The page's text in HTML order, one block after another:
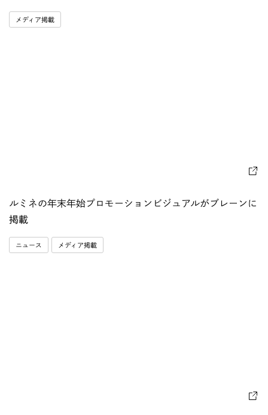
メディア掲載
ルミネの年末年始プロモーションビジュアルがブレーンに
掲載
ニュース メディア掲載